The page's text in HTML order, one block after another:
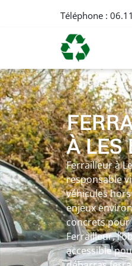
Téléphone :
À LES
Ferrailleur à
responsable
véhicules
enjeux
concrets pour
Ferrailleur,
accessible